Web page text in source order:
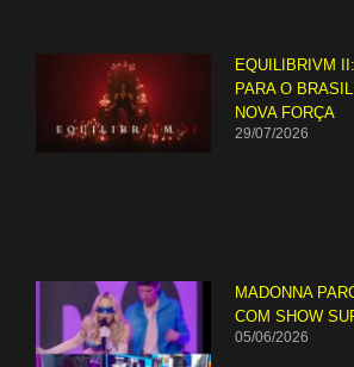
EQUILIBRIVM
PARA O
NOVA FORÇA
29/07/2026
MADONNA
COM SHOW
05/06/2026